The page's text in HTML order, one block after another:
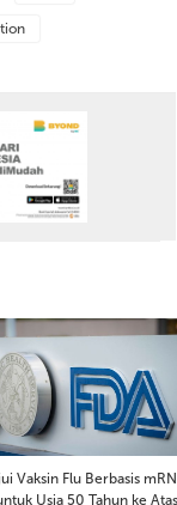
Vaksin Flu Berbasis
Usia 50 Tahun ke Atas